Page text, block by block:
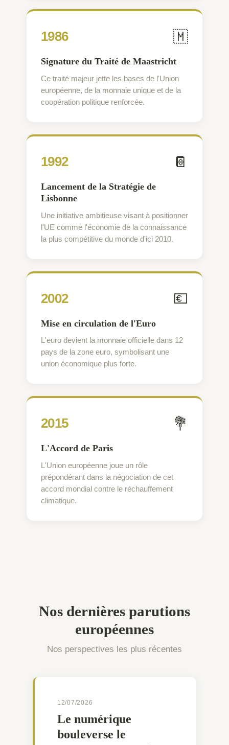
1986 🇲
Signature du Traité de Maastricht
Ce traité majeur jette les bases de l'Union
européenne, de la monnaie unique et de la
coopération politique renforcée.
1992 📔
Lancement de la Stratégie de
Lisbonne
Une initiative ambitieuse visant à positionner
l'UE comme l'économie de la connaissance
la plus compétitive du monde d'ici 2010.
2002 💶
Mise en circulation de l'Euro
L'euro devient la monnaie officielle dans 12
pays de la zone euro, symbolisant une
union économique plus forte.
2015 💐
L'Accord de Paris
L'Union européenne joue un rôle
prépondérant dans la négociation de cet
accord mondial contre le réchauffement
climatique.
Nos dernières parutions
européennes
Nos perspectives les plus récentes
12/07/2026
Le numérique
bouleverse le